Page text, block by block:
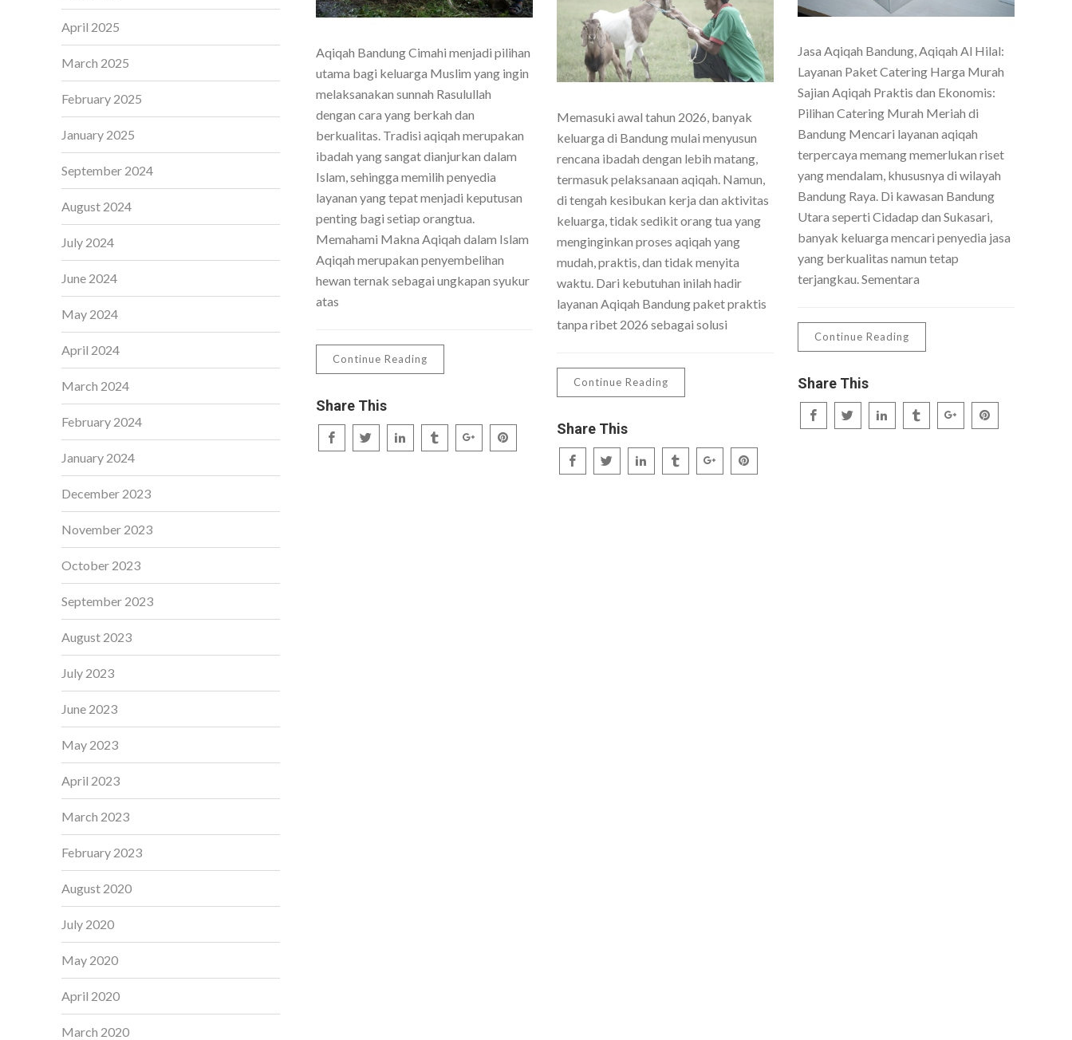
Jasa Aqiqah Bandung, Aqiqah Al Hilal:
Layanan Paket Catering Harga Murah
Sajian Aqiqah Praktis dan Ekonomis:
Pilihan Catering Murah Meriah di
Bandung Mencari layanan aqiqah
terpercaya memang memerlukan riset
yang mendalam, khususnya di wilayah
Bandung Raya. Di kawasan Bandung
Utara seperti Cidadap dan Sukasari,
banyak keluarga mencari penyedia jasa
yang berkualitas namun tetap
terjangkau. Sementara
Continue Reading
Share This
Aqiqah Bandung Cimahi menjadi pilihan
utama bagi keluarga Muslim yang ingin
melaksanakan sunnah Rasulullah
dengan cara yang berkah dan
berkualitas. Tradisi aqiqah merupakan
ibadah yang sangat dianjurkan dalam
Islam, sehingga memilih penyedia
layanan yang tepat menjadi keputusan
penting bagi setiap orangtua.
Memahami Makna Aqiqah dalam Islam
Aqiqah merupakan penyembelihan
hewan ternak sebagai ungkapan syukur
atas
Continue Reading
Share This
Memasuki awal tahun 2026, banyak
keluarga di Bandung mulai menyusun
rencana ibadah dengan lebih matang,
termasuk pelaksanaan aqiqah. Namun,
di tengah kesibukan kerja dan aktivitas
keluarga, tidak sedikit orang tua yang
menginginkan proses aqiqah yang
mudah, praktis, dan tidak menyita
waktu. Dari kebutuhan inilah hadir
layanan Aqiqah Bandung paket praktis
tanpa ribet 2026 sebagai solusi
Continue Reading
Share This
April 2025
March 2025
February 2025
January 2025
September 2024
August 2024
July 2024
June 2024
May 2024
April 2024
March 2024
February 2024
January 2024
December 2023
November 2023
October 2023
September 2023
August 2023
July 2023
June 2023
May 2023
April 2023
March 2023
February 2023
August 2020
July 2020
May 2020
April 2020
March 2020